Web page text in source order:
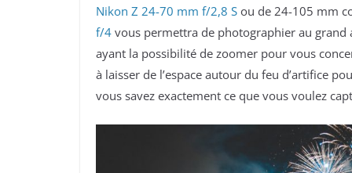
Nikon Z 24-70 mm f/2,8 S ou de 24-105 mm
f/4 vous permettra de photographier au
ayant la possibilité de zoomer pour vous
à laisser de l’espace autour du feu d’artifice
vous savez exactement ce que vous voulez